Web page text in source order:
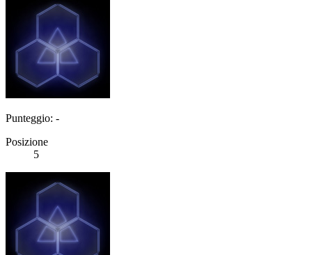
Punteggio: -
Posizione
5